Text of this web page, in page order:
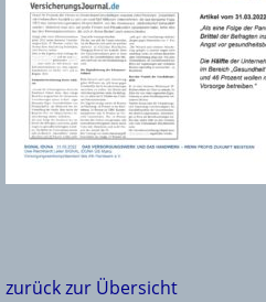
zurück zur Übersicht